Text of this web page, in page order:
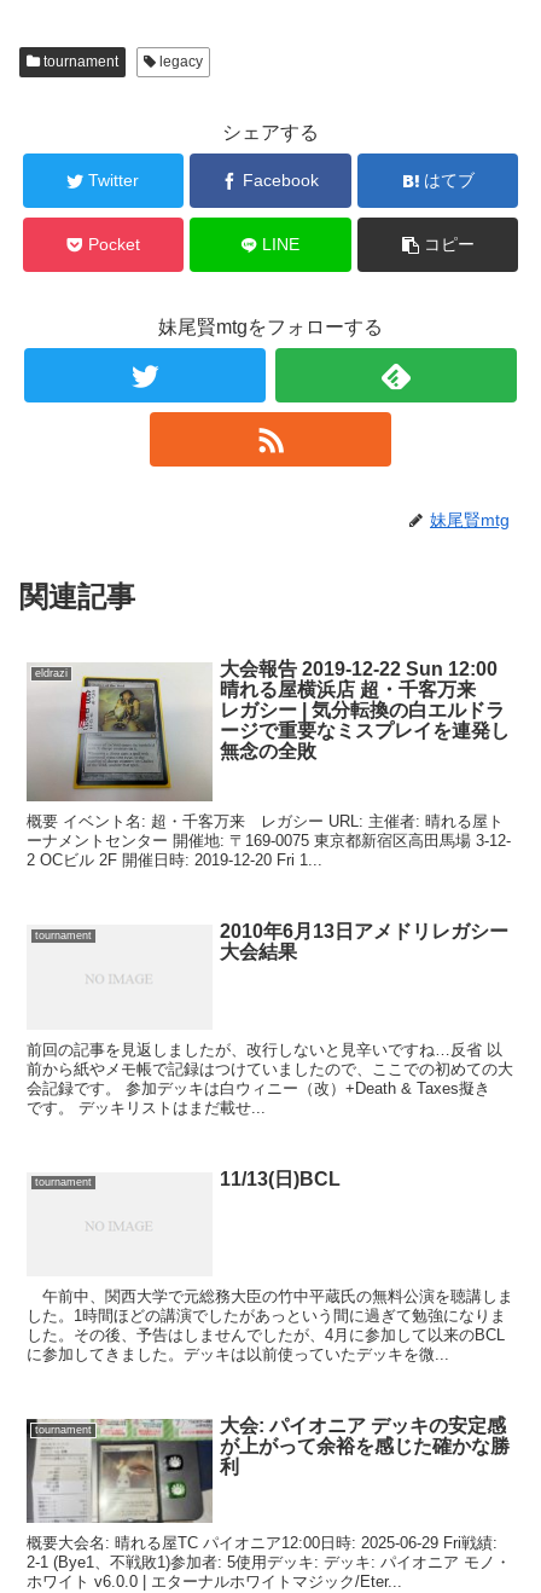
tournament legacy
シェアする
Twitter Facebook はてブ
Pocket LINE コピー
妹尾賢mtgをフォローする
妹尾賢mtg
関連記事
eldrazi
大会報告 2019-12-22 Sun 12:00
晴れる屋横浜店 超・千客万来
レガシー | 気分転換の白エルドラ
ージで重要なミスプレイを連発し
無念の全敗
概要 イベント名: 超・千客万来 レガシー URL: 主催者: 晴れる屋ト
ーナメントセンター 開催地: 〒169-0075 東京都新宿区高田馬場 3-12-
2 OCビル 2F 開催日時: 2019-12-20 Fri 1...
tournament
2010年6月13日アメドリレガシー
大会結果
前回の記事を見返しましたが、改行しないと見辛いですね…反省 以
前から紙やメモ帳で記録はつけていましたので、ここでの初めての大
会記録です。 参加デッキは白ウィニー（改）+Death & Taxes擬き
です。 デッキリストはまだ載せ...
tournament 11/13(日)BCL
午前中、関西大学で元総務大臣の竹中平蔵氏の無料公演を聴講しま
した。1時間ほどの講演でしたがあっという間に過ぎて勉強になりま
した。その後、予告はしませんでしたが、4月に参加して以来のBCL
に参加してきました。デッキは以前使っていたデッキを微...
tournament
大会: パイオニア デッキの安定感
が上がって余裕を感じた確かな勝
利
概要大会名: 晴れる屋TC パイオニア12:00日時: 2025-06-29 Fri戦績:
2-1 (Bye1、不戦敗1)参加者: 5使用デッキ: デッキ: パイオニア モノ・
ホワイト v6.0.0 | エターナルホワイトマジック/Eter...